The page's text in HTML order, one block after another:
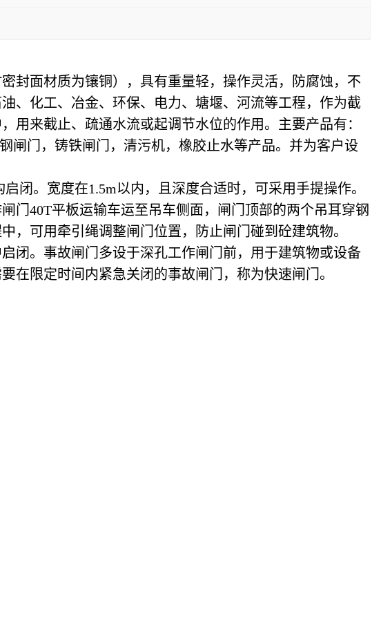
封面材质为镶铜），具有重量轻，操作灵活，防腐蚀，不
、化工、冶金、环保、电力、塘堰、河流等工程，作为截
用来截止、疏通水流或起调节水位的作用。主要产品有：
闸门，铸铁闸门，清污机，橡胶止水等产品。并为客户设
闭。宽度在1.5m以内，且深度合适时，可采用手提操作。
40T平板运输车运至吊车侧面，闸门顶部的两个吊耳穿钢
，可用牵引绳调整闸门位置，防止闸门碰到砼建筑物。
。事故闸门多设于深孔工作闸门前，用于建筑物或设备
在限定时间内紧急关闭的事故闸门，称为快速闸门。